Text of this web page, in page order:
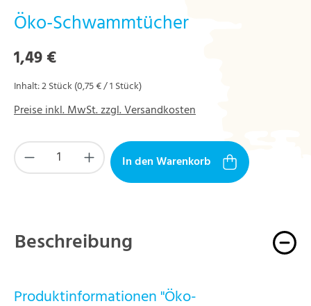
Öko-Schwammtücher
Regulärer Preis:
1,49 €
Inhalt:2 Stück (0,75 € / 1 Stück)
Preise inkl. MwSt. zzgl. Versandkosten
Produkt Anzahl: Gib den gewünschten Wert
In den Warenkorb
Beschreibung
Produktinformationen "Öko-